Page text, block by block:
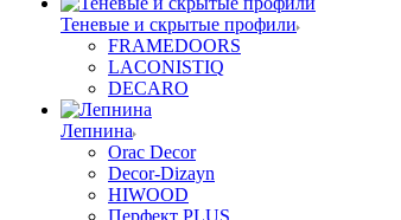
Теневые и скрытые профили
FRAMEDOORS
LACONISTIQ
DECARO
Лепнина
Orac Decor
Decor-Dizayn
HIWOOD
Перфект PLUS